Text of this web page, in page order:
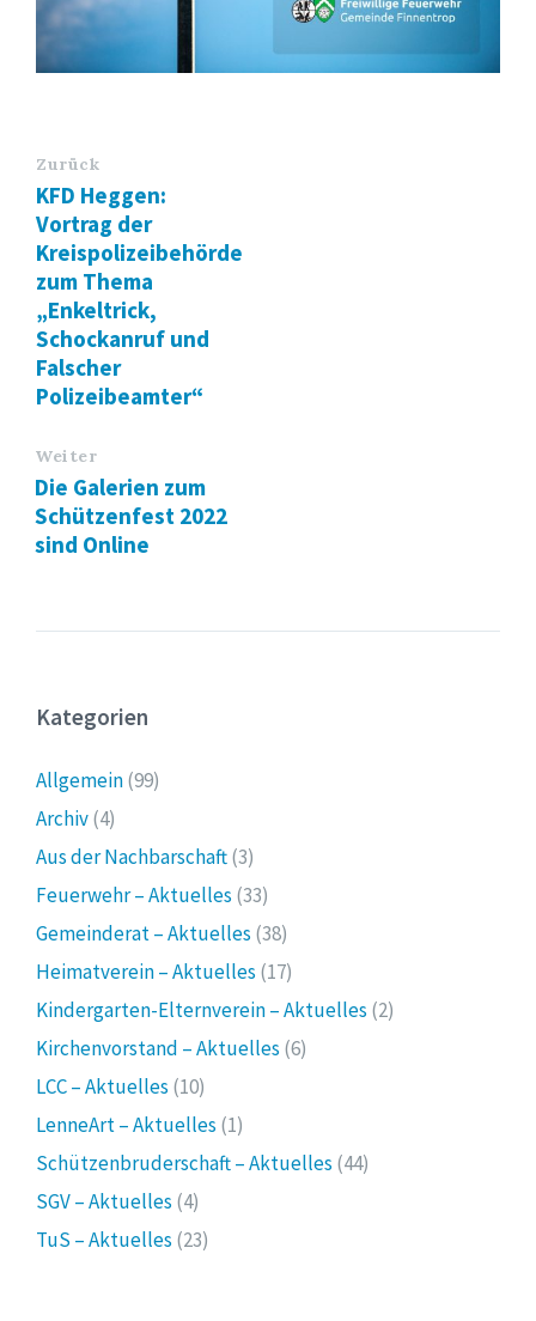
Zurück
KFD Heggen:
Vortrag der
Kreispolizeibehörde
zum Thema
„Enkeltrick,
Schockanruf und
Falscher
Polizeibeamter“
Weiter
Die Galerien zum
Schützenfest 2022
sind Online
Kategorien
Allgemein(99)
Archiv(4)
Aus der Nachbarschaft(3)
Feuerwehr – Aktuelles (33)
Gemeinderat – Aktuelles (38)
Heimatverein – Aktuelles (17)
Kindergarten-Elternverein – Aktuelles (2)
Kirchenvorstand – Aktuelles (6)
LCC – Aktuelles (10)
LenneArt – Aktuelles (1)
Schützenbruderschaft – Aktuelles (44)
SGV – Aktuelles (4)
TuS – Aktuelles (23)